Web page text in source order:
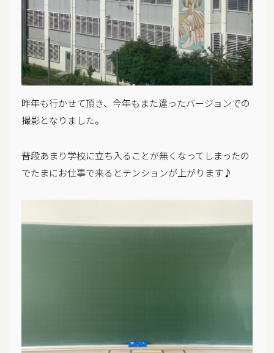
昨年も行かせて頂き、今年もまた違ったバージョンでの
撮影となりました。
普段あまり学校に立ち入ることが無くなってしまったの
でたまにお仕事で来るとテンションが上がります♪